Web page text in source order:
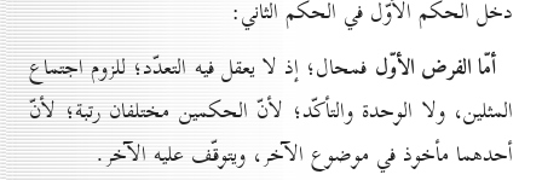
دخل الحكم الأوّل في الحكم الثاني:
أمّا الفرض الأوّل فمحال؛ إذ لا يعقل فيه التعدّد؛ للزوم اجتماع
المثلين، ولا الوحدة والتأكّد؛ لأنّ الحكمين مختلفان رتبة؛ لأنّ
أحدهما مأخوذ في موضوع الآخر، ويتوقّف عليه الآخر.